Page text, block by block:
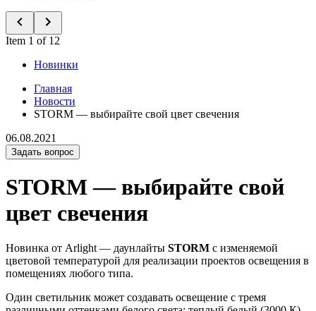
Item 1 of 12
Новинки
Главная
Новости
STORM — выбирайте свой цвет свечения
06.08.2021
Задать вопрос
STORM — выбирайте свой
цвет свечения
Новинка от Arlight — даунлайты STORM с изменяемой
цветовой температурой для реализации проектов освещения в
помещениях любого типа.
Один светильник может создавать освещение с тремя